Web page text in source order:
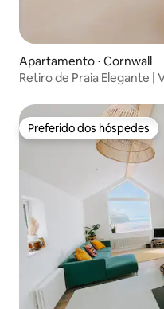
Apartamento ⋅ Cornwall
Retiro de Praia Elegante |
Preferido dos hóspedes
Preferido dos hóspedes